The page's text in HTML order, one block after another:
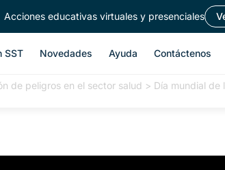
Acciones educativas virtuales y presenciales
SST Novedades Ayuda Contáctenos
de peligros en el sector salud > Día mundial de